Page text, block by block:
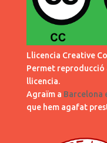
Llicencia Creative
Permet reproducció
llicencia.
Agraïm a Barcelona
que hem agafat